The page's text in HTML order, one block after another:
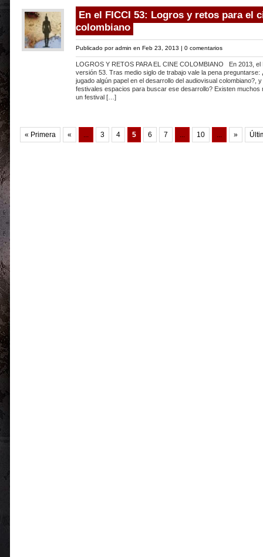
En el FICCI 53: Logros y retos para el
colombiano
Publicado poradmin en Feb 23, 2013 | 0 comentarios
LOGROS Y RETOS PARA EL CINE COLOMBIANO En 2013, el
versión 53. Tras medio siglo de trabajo vale la pena
jugado algún papel en el desarrollo del audiovisual colombiano?,
festivales espacios para buscar ese desarrollo? Existen muchos
un festival […]
« Primera « ... 3 4 5 6 7 ... 10 ... »